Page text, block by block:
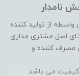
نامدار
از تولید کننده
اصل مشتری مداری
مصرف کننده و
کیفیت می باشد.